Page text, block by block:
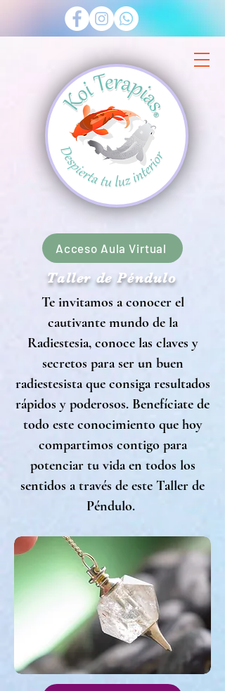
Acceso Aula Virtual
Taller de Péndulo
Te invitamos a conocer el
cautivante mundo de la
Radiestesia, conoce las claves y
secretos para ser un buen
radiestesista que consiga resultados
rápidos y poderosos. Benefíciate de
todo este conocimiento que hoy
compartimos contigo para
potenciar tu vida en todos los
sentidos a través de este Taller de
Péndulo.